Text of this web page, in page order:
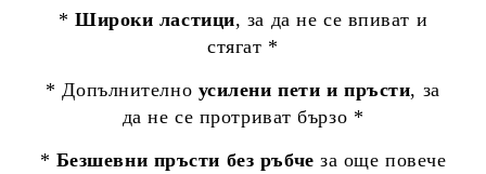
* Широки ластици, за да не се впиват и
стягат *
* Допълнително усилени пети и пръсти, за
да не се протриват бързо *
* Безшевни пръсти без ръбчеза още повече